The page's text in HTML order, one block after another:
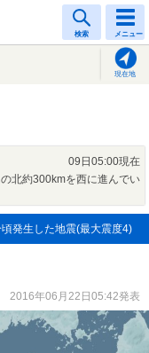
検索 メニュー
現在地
09日05:00現在
北約300kmを西に進んでい
発生した地震(最大震度4)
2016年06月22日05:42発表